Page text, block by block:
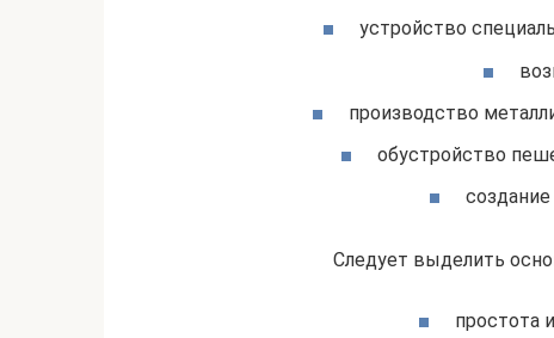
устройство
производство
обустройство
Следует выделить
простота